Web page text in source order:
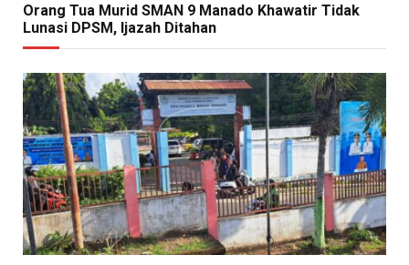
Orang Tua Murid SMAN 9 Manado Khawatir Tidak
Lunasi DPSM, Ijazah Ditahan